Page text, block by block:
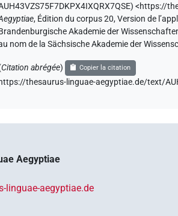
)<https://
, Édition du corpus 20, Version de
Akademie der
nom de la Sächsische Akademie der
Citation abrégée) Copier la citation
https://thesaurus-linguae-aegyptiae.de/text/
Aegyptiae
linguae-aegyptiae.de